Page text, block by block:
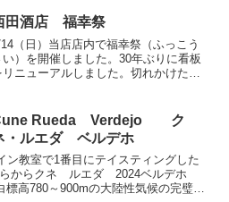
田酒店 福幸祭
（日）当店店内で福幸祭（ふっこう
い）を開催しました。30年ぶりに看板
リニューアルしました。切れかけたネ
いいブルゴーニュの豊穣な大地を描い
いるように見えま...
Rueda Verdejo ク
・ルエダ ベルデホ
ン教室で1番目にテイスティングした
らからクネ ルエダ 2024ベルデホ
標高780～900mの大陸性気候の完璧な